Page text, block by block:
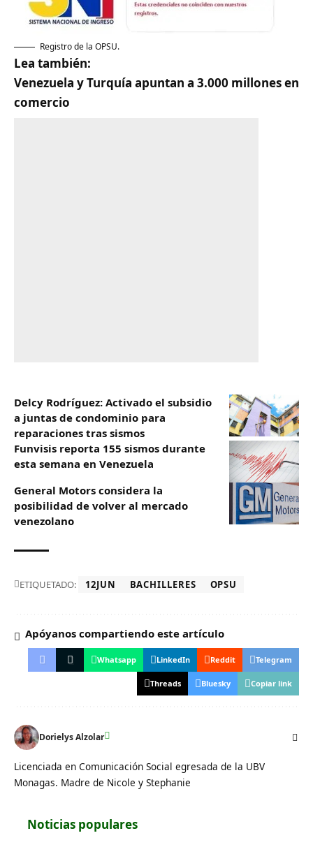
Registro de la OPSU.
Lea también:
Venezuela y Turquía apuntan a 3.000 millones en
comercio
Delcy Rodríguez: Activado el subsidio
a juntas de condominio para
reparaciones tras sismos
Funvisis reporta 155 sismos durante
esta semana en Venezuela
General Motors considera la
posibilidad de volver al mercado
venezolano
ETIQUETADO: 12JUN BACHILLERES OPSU
Apóyanos compartiendo este artículo
Whatsapp LinkedIn Reddit Telegram
Threads Bluesky Copiar link
Dorielys Alzolar
Licenciada en Comunicación Social egresada de la UBV
Monagas. Madre de Nicole y Stephanie
Noticias populares